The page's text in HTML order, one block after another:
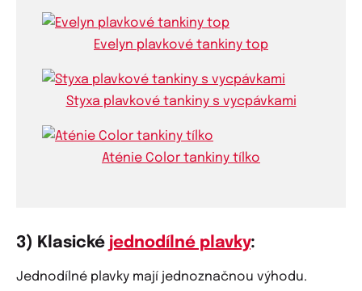
Evelyn plavkové tankiny top
Styxa plavkové tankiny s vycpávkami
Aténie Color tankiny tílko
3) Klasické jednodílné plavky:
Jednodílné plavky mají jednoznačnou výhodu.